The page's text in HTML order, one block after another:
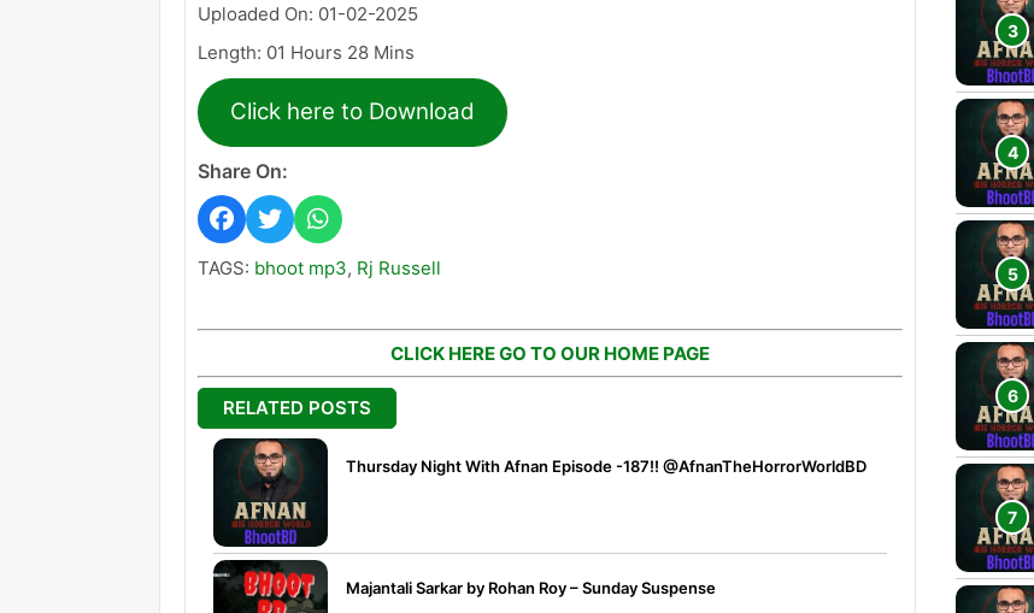
Uploaded On: 01-02-2025
Length: 01 Hours 28 Mins
Click here to Download
Share On:
TAGS: bhoot mp3, Rj Russell
CLICK HERE GO TO OUR HOME PAGE
RELATED POSTS
Thursday Night With Afnan Episode -187!! @AfnanTheHorrorWorldBD
Majantali Sarkar by Rohan Roy – Sunday Suspense